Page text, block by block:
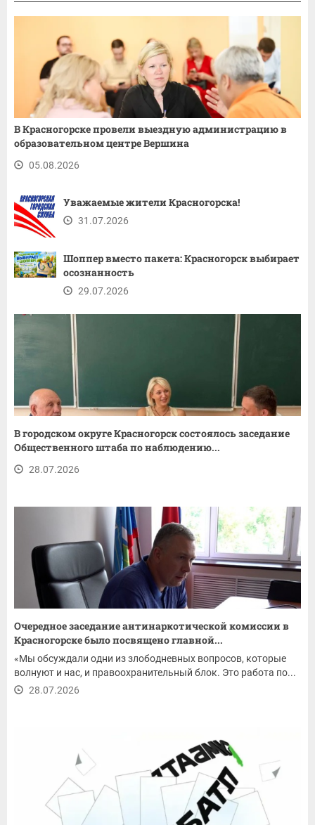
В Красногорске провели выездную администрацию в
образовательном центре Вершина
05.08.2026
Уважаемые жители Красногорска!
31.07.2026
Шоппер вместо пакета: Красногорск выбирает
осознанность
29.07.2026
В городском округе Красногорск состоялось заседание
Общественного штаба по наблюдению...
28.07.2026
Очередное заседание антинаркотической комиссии в
Красногорске было посвящено главной...
«Мы обсуждали одни из злободневных вопросов, которые
волнуют и нас, и правоохранительный блок. Это работа по...
28.07.2026